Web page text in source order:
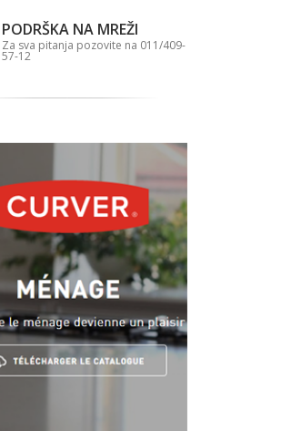
PODRŠKA NA MREŽI
Za sva pitanja pozovite na 011/409-
57-12